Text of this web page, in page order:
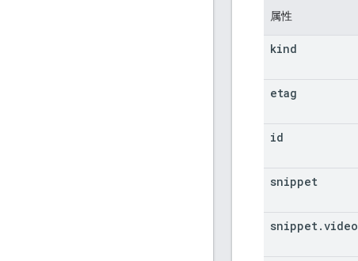
属性
kind
etag
id
snippet
snippet.video